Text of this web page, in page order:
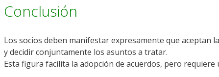
Conclusión
Los socios deben manifestar expresamente que aceptan
y decidir conjuntamente los asuntos a tratar.
Esta figura facilita la adopción de acuerdos, pero requiere